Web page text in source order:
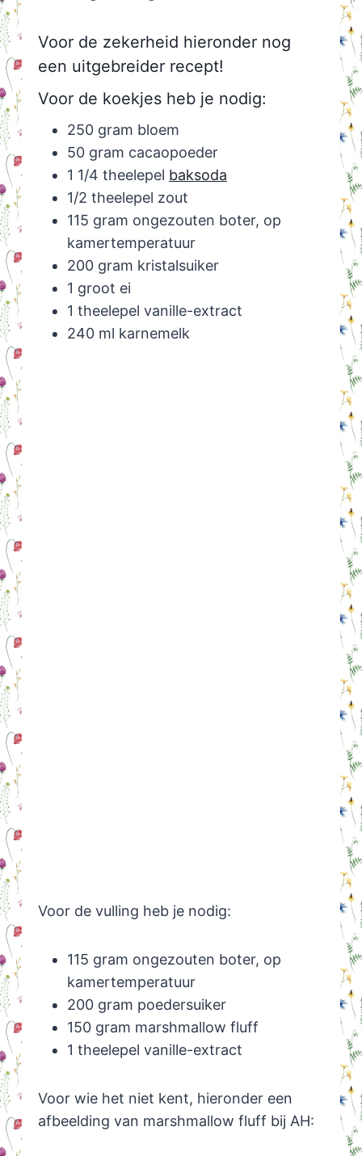
Voor de zekerheid hieronder nog
een uitgebreider recept!
Voor de koekjes heb je nodig:
250 gram bloem
50 gram cacaopoeder
1 1/4 theelepel baksoda
1/2 theelepel zout
115 gram ongezouten boter, op
kamertemperatuur
200 gram kristalsuiker
1 groot ei
1 theelepel vanille-extract
240 ml karnemelk
Voor de vulling heb je nodig:
115 gram ongezouten boter, op
kamertemperatuur
200 gram poedersuiker
150 gram marshmallow fluff
1 theelepel vanille-extract
Voor wie het niet kent, hieronder een
afbeelding van marshmallow fluff bij AH: